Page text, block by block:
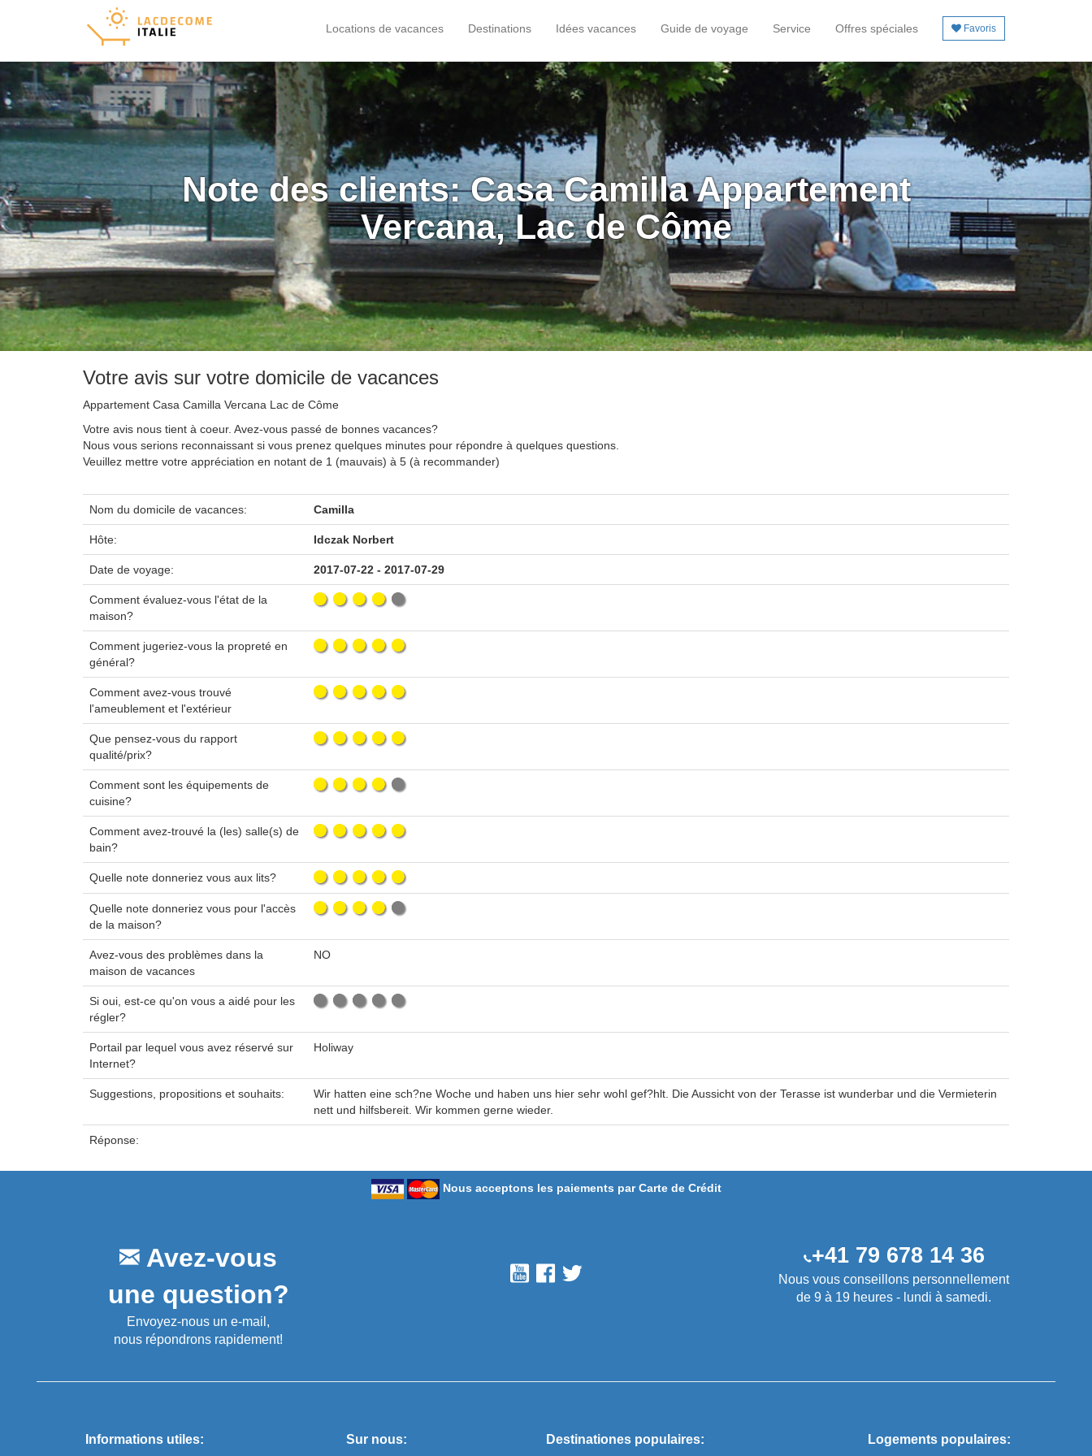
Locations de vacances Destinations Idées vacances Guide de voyage Service Offres spéciales Favoris
Note des clients: Casa Camilla Appartement
Vercana, Lac de Côme
Votre avis sur votre domicile de vacances
Appartement Casa Camilla Vercana Lac de Côme
Votre avis nous tient à coeur. Avez-vous passé de bonnes vacances?
Nous vous serions reconnaissant si vous prenez quelques minutes pour répondre à quelques questions.
Veuillez mettre votre appréciation en notant de 1 (mauvais) à 5 (à recommander)
Nom du domicile de vacances: Camilla
Hôte: Idczak Norbert
Date de voyage: 2017-07-22 - 2017-07-29
Comment évaluez-vous l'état de la
maison?
Comment jugeriez-vous la propreté en
général?
Comment avez-vous trouvé
l'ameublement et l'extérieur
Que pensez-vous du rapport
qualité/prix?
Comment sont les équipements de
cuisine?
Comment avez-trouvé la (les) salle(s) de
bain?
Quelle note donneriez vous aux lits?
Quelle note donneriez vous pour l'accès
de la maison?
Avez-vous des problèmes dans la
maison de vacances
NO
Si oui, est-ce qu'on vous a aidé pour les
régler?
Portail par lequel vous avez réservé sur
Internet?
Holiway
Suggestions, propositions et souhaits:
Wir hatten eine sch?ne Woche und haben uns hier sehr wohl gef?hlt. Die Aussicht von der Terasse ist wunderbar und die Vermieterin
nett und hilfsbereit. Wir kommen gerne wieder.
Réponse:
Nous acceptons les paiements par Carte de Crédit
Avez-vous
une question?
Envoyez-nous un e-mail,
nous répondrons rapidement!
+41 79 678 14 36
Nous vous conseillons personnellement
de 9 à 19 heures - lundi à samedi.
Informations utiles: Sur nous: Destinationes populaires: Logements populaires: